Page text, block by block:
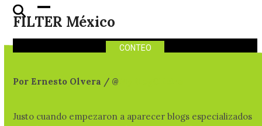
Skip
FILTER México
Open
mobile
Close
mobile
CONTEO
nacieron en Tumblr
Por Ernesto Olvera / @
Justo cuando empezaron a aparecer blogs especializados